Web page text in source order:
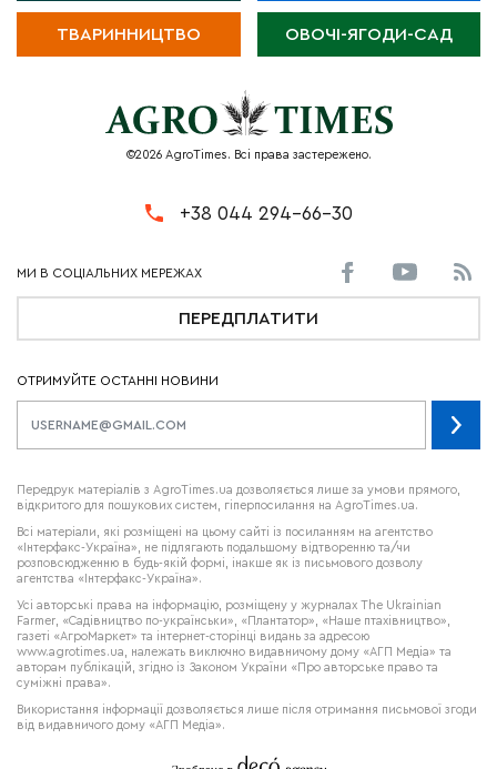
ТВАРИННИЦТВО ОВОЧІ-ЯГОДИ-САД
©2026 AgroTimes. Всі права застережено.
+38 044 294-66-30
ПЕРЕДПЛАТИТИ
ОТРИМУЙТЕ ОСТАННІ НОВИНИ
Передрук матеріалів з AgroTimes.ua дозволяється лише за умови прямого,
відкритого для пошукових систем, гіперпосилання на AgroTimes.ua.
Всі матеріали, які розміщені на цьому сайті із посиланням на агентство
«Інтерфакс-Україна», не підлягають подальшому відтворенню та/чи
розповсюдженню в будь-якій формі, інакше як із письмового дозволу
агентства «Інтерфакс-Україна».
Усі авторські права на інформацію, розміщену у журналах The Ukrainian
Farmer , «Садівництво по-українськи», «Плантатор», «Наше птахівництво»,
газеті «АгроМаркет» та інтернет-сторінці видань за адресою
www.agrotimes.ua,
належать виключно видавничому дому «АГП Медіа» та
авторам публікацій, згідно із Законом України «Про авторське право та
суміжні права».
Використання інформації дозволяється лише після отримання письмової згоди
від видавничого дому «АГП Медіа».